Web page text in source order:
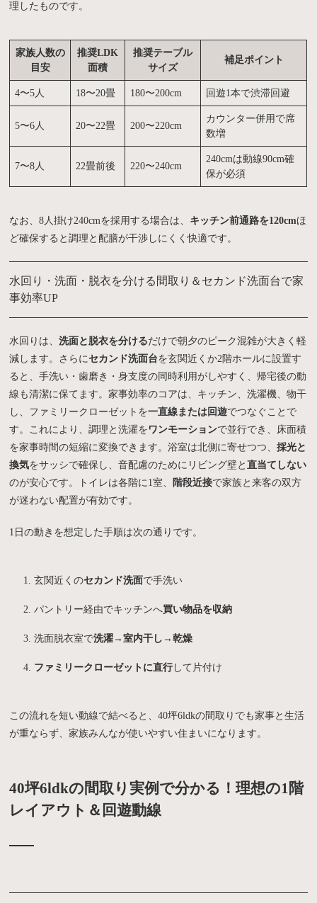
理したものです。
家族人数の
目安
推奨LDK
面積
推奨テーブル
サイズ
補足ポイント
4〜5人 18〜20畳 180〜200cm 回遊1本で渋滞回避
5〜6人 20〜22畳 200〜220cm
カウンター併用で席
数増
7〜8人 22畳前後 220〜240cm
240cmは動線90cm確
保が必須
なお、8人掛け240cmを採用する場合は、 キッチン前通路を120cmほ
ど確保すると調理と配膳が干渉しにくく快適です。
水回り・洗面・脱衣を分ける間取り＆セカンド洗面台で家
事効率UP
水回りは、洗面と脱衣を分けるだけで朝夕のピーク混雑が大きく軽
減します。さらにセカンド洗面台を玄関近くか2階ホールに設置す
ると、手洗い・歯磨き・身支度の同時利用がしやすく、帰宅後の動
線も清潔に保てます。家事効率のコアは、キッチン、洗濯機、物干
し、ファミリークローゼットを一直線または回遊でつなぐことで
す。これにより、調理と洗濯を ワンモーションで並行でき、床面積
を家事時間の短縮に変換できます。浴室は北側に寄せつつ、採光と
換気をサッシで確保し、音配慮のためにリビング壁と直当てしない
のが安心です。トイレは各階に1室、
階段近接で家族と来客の双方
が迷わない配置が有効です。
1日の動きを想定した手順は次の通りです。
玄関近くのセカンド洗面で手洗い
パントリー経由でキッチンへ買い物品を収納
洗面脱衣室で洗濯→室内干し→乾燥
ファミリークローゼットに直行して片付け
この流れを短い動線で結べると、40坪6ldkの間取りでも家事と生活
が重ならず、家族みんなが使いやすい住まいになります。
40坪6ldkの間取り実例で分かる！理想の1階
レイアウト＆回遊動線